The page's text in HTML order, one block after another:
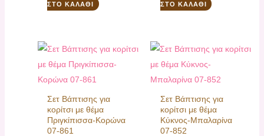
ΣΤΟ ΚΑΛΆΘΙ ΣΤΟ ΚΑΛΆΘΙ
Σετ Βάπτισης για
κορίτσι με θέμα
Πριγκίπισσα-Κορώνα
07-861
Σετ Βάπτισης για
κορίτσι με θέμα
Κύκνος-Μπαλαρίνα
07-852